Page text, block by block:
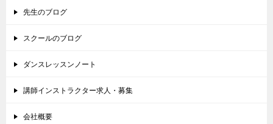
先生のブログ
スクールのブログ
ダンスレッスンノート
講師インストラクター求人・募集
会社概要